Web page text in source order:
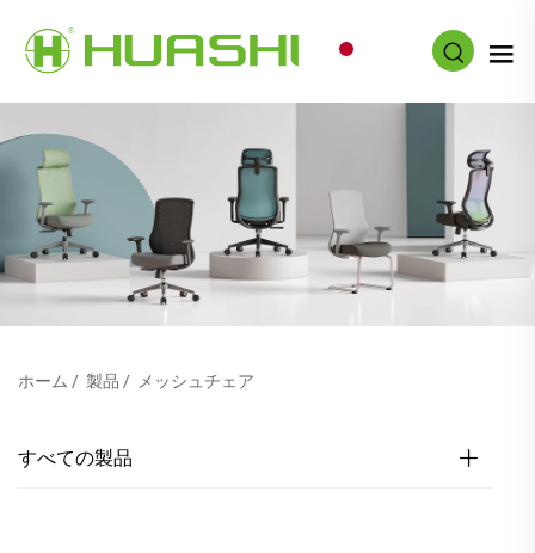
ホーム / 製品 / メッシュチェア
すべての製品